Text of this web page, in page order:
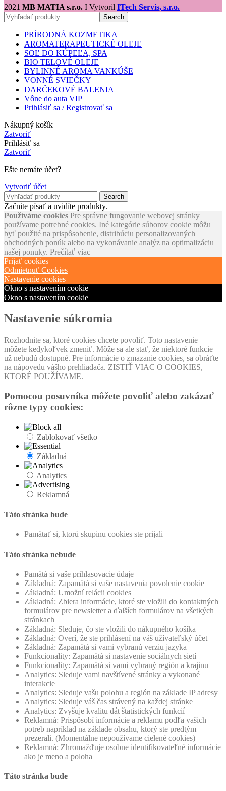
2021 MB MATIA s.r.o. I Vytvoril ITech Servis, s.r.o.
Search
PRÍRODNÁ KOZMETIKA
AROMATERAPEUTICKÉ OLEJE
SOĽ DO KÚPEĽA, SPA
BIO TELOVÉ OLEJE
BYLINNÉ AROMA VANKÚŠE
VONNÉ SVIEČKY
DARČEKOVÉ BALENIA
Vône do auta VIP
Prihlásiť sa / Registrovať sa
Nákupný košík
Zatvoriť
Prihlásiť sa
Zatvoriť
Ešte nemáte účet?
Vytvoriť účet
Search
Začnite písať a uvidíte produkty.
Používáme cookies Pre správne fungovanie webovej stránky
používame potrebné cookies. Iné kategórie súborov cookie môžu
byť použité na prispôsobenie, distribúciu personalizovaných
obchodných ponúk alebo na vykonávanie analýz na optimalizáciu
našej ponuky. Prečítať viac
Prijať cookies
Odmietnuť Cookies
Nastavenie cookies
Okno s nastavením cookie
Okno s nastavením cookie
Nastavenie súkromia
Rozhodnite sa, ktoré cookies chcete povoliť. Toto nastavenie
môžete kedykoľvek zmeniť. Môže sa ale stať, že niektoré funkcie
už nebudú dostupné. Pre informácie o zmazanie cookies, sa obráťte
na nápovedu vášho prehliadača. ZISTIŤ VIAC O COOKIES,
KTORÉ POUŽÍVAME.
Pomocou posuvníka môžete povoliť alebo zakázať
rôzne typy cookies:
Zablokovať všetko
Základná
Analytics
Reklamná
Táto stránka bude
Pamätať si, ktorú skupinu cookies ste prijali
Táto stránka nebude
Pamätá si vaše prihlasovacie údaje
Základná: Zapamätá si vaše nastavenia povolenie cookie
Základná: Umožní relácii cookies
Základná: Zbiera informácie, ktoré ste vložili do kontaktných
formulárov pre newsletter a ďalších formulárov na všetkých
stránkach
Základná: Sleduje, čo ste vložili do nákupného košíka
Základná: Overí, že ste prihlásení na váš užívateľský účet
Základná: Zapamätá si vami vybranú verziu jazyka
Funkcionality: Zapamätá si nastavenie sociálnych sietí
Funkcionality: Zapamätá si vami vybraný región a krajinu
Analytics: Sleduje vami navštívené stránky a vykonané
interakcie
Analytics: Sleduje vašu polohu a región na základe IP adresy
Analytics: Sleduje váš čas strávený na každej stránke
Analytics: Zvyšuje kvalitu dát štatistických funkcií
Reklamná: Prispôsobí informácie a reklamu podľa vašich
potreb napríklad na základe obsahu, ktorý ste predtým
prezerali. (Momentálne nepoužívame cielené cookies)
Reklamná: Zhromažďuje osobne identifikovateľné informácie
ako je meno a poloha
Táto stránka bude